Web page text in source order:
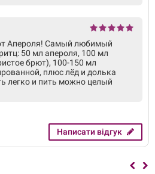
Апероля! Самый любимый
50 мл апероля, 100 мл
брют), 100-150 мл
плюс лёд и долька
легко и пить можно целый
Написати відгук